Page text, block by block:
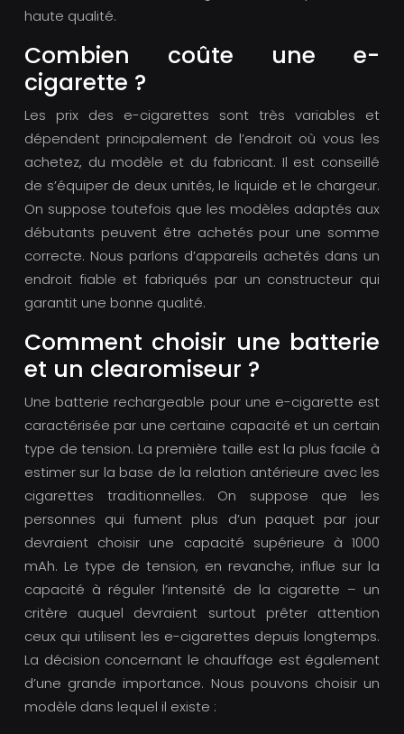
haute qualité.
Combien coûte une e-
cigarette ?
Les prix des e-cigarettes sont très variables et
dépendent principalement de l’endroit où vous les
achetez, du modèle et du fabricant. Il est conseillé
de s’équiper de deux unités, le liquide et le chargeur.
On suppose toutefois que les modèles adaptés aux
débutants peuvent être achetés pour une somme
correcte. Nous parlons d’appareils achetés dans un
endroit fiable et fabriqués par un constructeur qui
garantit une bonne qualité.
Comment choisir une batterie
et un clearomiseur ?
Une batterie rechargeable pour une e-cigarette est
caractérisée par une certaine capacité et un certain
type de tension. La première taille est la plus facile à
estimer sur la base de la relation antérieure avec les
cigarettes traditionnelles. On suppose que les
personnes qui fument plus d’un paquet par jour
devraient choisir une capacité supérieure à 1000
mAh. Le type de tension, en revanche, influe sur la
capacité à réguler l’intensité de la cigarette – un
critère auquel devraient surtout prêter attention
ceux qui utilisent les e-cigarettes depuis longtemps.
La décision concernant le chauffage est également
d’une grande importance. Nous pouvons choisir un
modèle dans lequel il existe :